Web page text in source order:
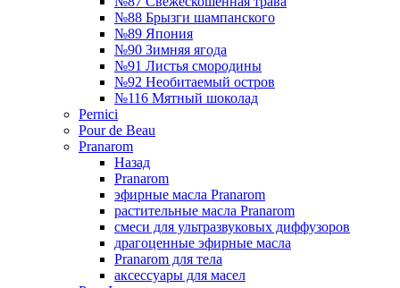
№88 Брызги шампанского
№89 Япония
№90 Зимняя ягода
№91 Листья смородины
№92 Необитаемый остров
№116 Мятный шоколад
Pernici
Pour de Beau
Pranarom
Назад
Pranarom
эфирные масла Pranarom
растительные масла Pranarom
смеси для ультразвуковых диффузоров
драгоценные эфирные масла
Pranarom для тела
аксессуары для масел